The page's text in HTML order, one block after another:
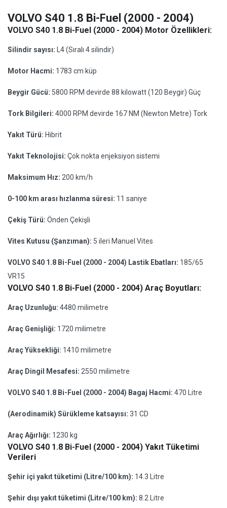
VOLVO S40 1.8 Bi-Fuel (2000 - 2004)
VOLVO S40 1.8 Bi-Fuel (2000 - 2004) Motor Özellikleri:
Silindir sayısı: L4 (Sıralı 4 silindir)
Motor Hacmi: 1783 cm küp
Beygir Gücü: 5800 RPM devirde 88 kilowatt (120 Beygir) Güç
Tork Bilgileri: 4000 RPM devirde 167 NM (Newton Metre) Tork
Yakıt Türü: Hibrit
Yakıt Teknolojisi: Çok nokta enjeksiyon sistemi
Maksimum Hız: 200 km/h
0-100 km arası hızlanma süresi: 11 saniye
Çekiş Türü: Önden Çekişli
Vites Kutusu (Şanzıman): 5 ileri Manuel Vites
VOLVO S40 1.8 Bi-Fuel (2000 - 2004) Lastik Ebatları: 185/65
VR15
VOLVO S40 1.8 Bi-Fuel (2000 - 2004) Araç Boyutları:
Araç Uzunluğu: 4480 milimetre
Araç Genişliği: 1720 milimetre
Araç Yüksekliği: 1410 milimetre
Araç Dingil Mesafesi: 2550 milimetre
VOLVO S40 1.8 Bi-Fuel (2000 - 2004) Bagaj Hacmi: 470 Litre
(Aerodinamik) Sürükleme katsayısı: 31 CD
Araç Ağırlığı: 1230 kg
VOLVO S40 1.8 Bi-Fuel (2000 - 2004) Yakıt Tüketimi
Verileri
Şehir içi yakıt tüketimi (Litre/100 km): 14.3 Litre
Şehir dışı yakıt tüketimi (Litre/100 km): 8.2 Litre